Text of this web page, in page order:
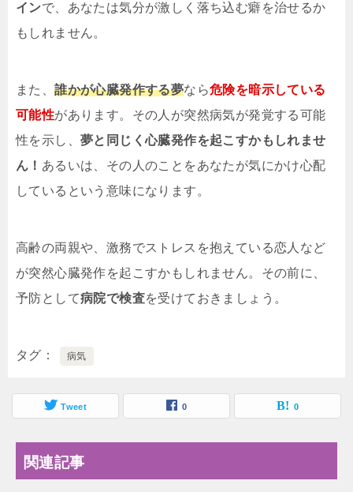
インで、あなたは気分が激しく落ち込む癖を治せるか
もしれません。
また、誰かが心臓発作する夢なら危険を暗示している
可能性があります。その人が突然病気が発覚する可能
性を示し、 夢と同じく心臓発作を起こすかもしれませ
ん！ あるいは、その人のことをあなたが気にかけ心配
しているという意味になります。
高齢の両親や、激務でストレスを抱えている恋人など
が突然心臓発作を起こすかもしれません。その前に、
予防として病院で検査を受けておきましょう。
タグ 病気
Tweet 0 0
関連記事